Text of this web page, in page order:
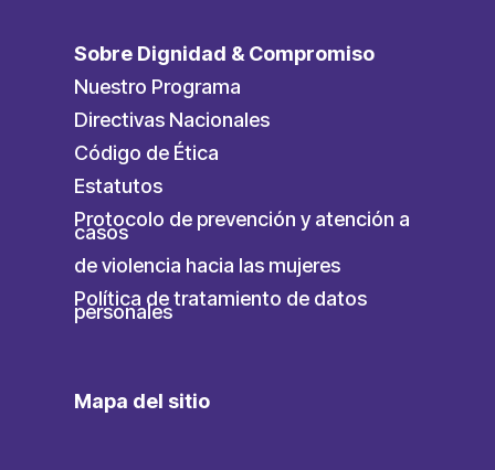
Sobre Dignidad & Compromiso
Nuestro Programa
Directivas Nacionales
Código de Ética
Estatutos
Protocolo de prevención y atención a
casos
de violencia hacia las mujeres
Política de tratamiento de datos
personales
Mapa del sitio